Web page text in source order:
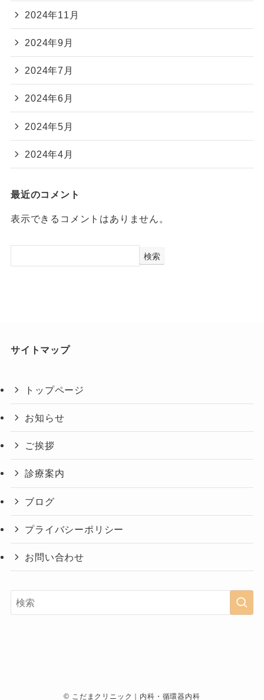
2024年11月
2024年9月
2024年7月
2024年6月
2024年5月
2024年4月
最近のコメント
表示できるコメントはありません。
検索
サイトマップ
トップページ
お知らせ
ご挨拶
診療案内
ブログ
プライバシーポリシー
お問い合わせ
© こだまクリニック｜内科・循環器内科